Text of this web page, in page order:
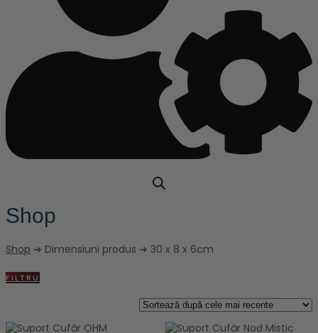
Shop
Shop ➔ Dimensiuni produs ➔ 30 x 8 x 6cm
FILTRU